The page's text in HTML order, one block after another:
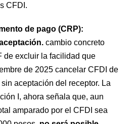
CFDI.
de pago (CRP):
cambio concreto
de excluir la facilidad que
de 2025 cancelar CFDI de
aceptación del receptor. La
I, ahora señala que, aun
amparado por el CFDI sea